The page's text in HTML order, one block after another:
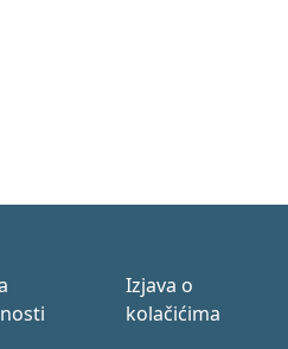
Izjava o
kolačićima